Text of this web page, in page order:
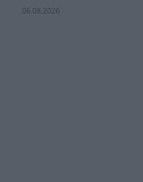
06.08.2026